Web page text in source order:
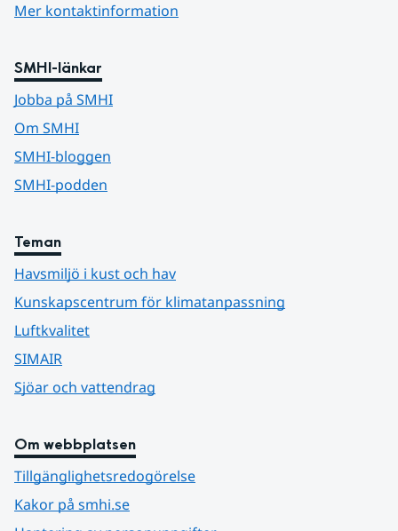
Mer kontaktinformation
SMHI-länkar
Jobba på SMHI
Om SMHI
SMHI-bloggen
SMHI-podden
Teman
Havsmiljö i kust och hav
Kunskapscentrum för klimatanpassning
Luftkvalitet
SIMAIR
Sjöar och vattendrag
Om webbplatsen
Tillgänglighetsredogörelse
Kakor på smhi.se